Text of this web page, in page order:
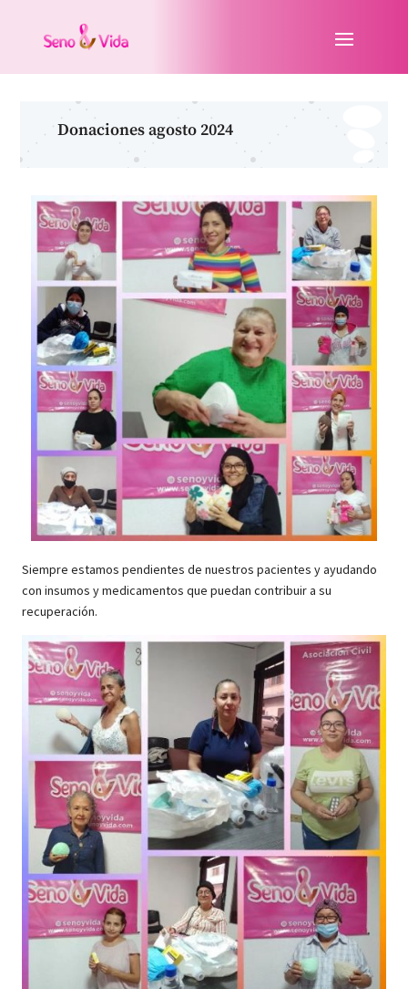
Donaciones agosto 2024
Siempre estamos pendientes de nuestros pacientes y ayudando
con insumos y medicamentos que puedan contribuir a su
recuperación.